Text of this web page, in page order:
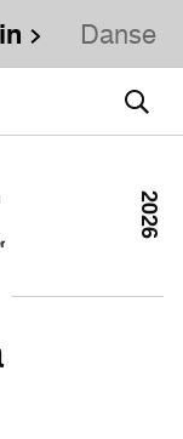
Danse
2026